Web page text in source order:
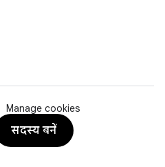
Manage cookies
सदस्य बनें